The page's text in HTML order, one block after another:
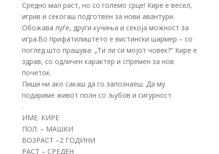
Средно мал раст, но со големо срце! Кире е весел,
игрив и секогаш подготвен за нови авантури.
Обожава луѓе, други кучиња и секоја можност за
игра.Во прифатилиштето е вистински шармер – со
поглед што прашува: „Ти ли си мојот човек?“ Кире е
здрав, со одличен карактер и спремен за нов
почеток.
Пиши ни ако сакаш да го запознаеш. Да му
подариме живот полн со љубов и сигурност.
.
ИМЕ: КИРЕ
ПОЛ: – МАШКИ
ВОЗРАСТ –2 ГОДИНИ
РАСТ – СРЕДЕН